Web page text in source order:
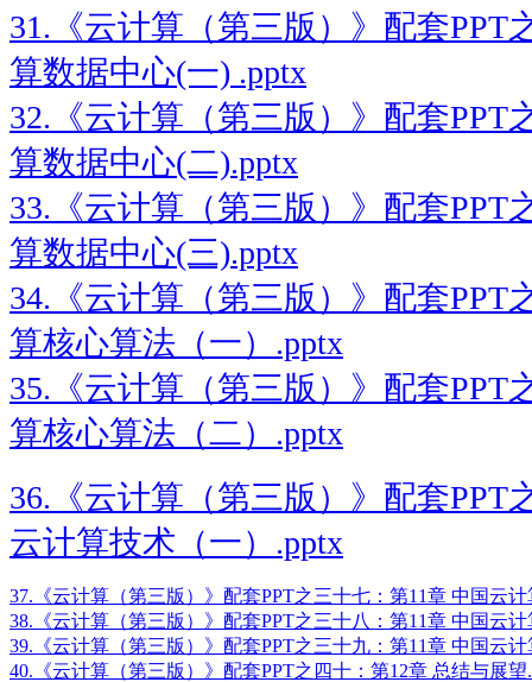
31.《云计算（第三版）》配套PPT
算数据中心(一) .pptx
32.《云计算（第三版）》配套PPT
算数据中心(二).pptx
33.《云计算（第三版）》配套PPT
算数据中心(三).pptx
34.《云计算（第三版）》配套PPT
算核心算法（一）.pptx
35.《云计算（第三版）》配套PPT
算核心算法（二）.pptx
36.《云计算（第三版）》配套PPT
云计算技术（一）.pptx
37.《云计算（第三版）》配套PPT之三十七：第11章 中国云
38.《云计算（第三版）》配套PPT之三十八：第11章 中国云
39.《云计算（第三版）》配套PPT之三十九：第11章 中国云
40.《云计算（第三版）》配套PPT之四十：第12章 总结与展望